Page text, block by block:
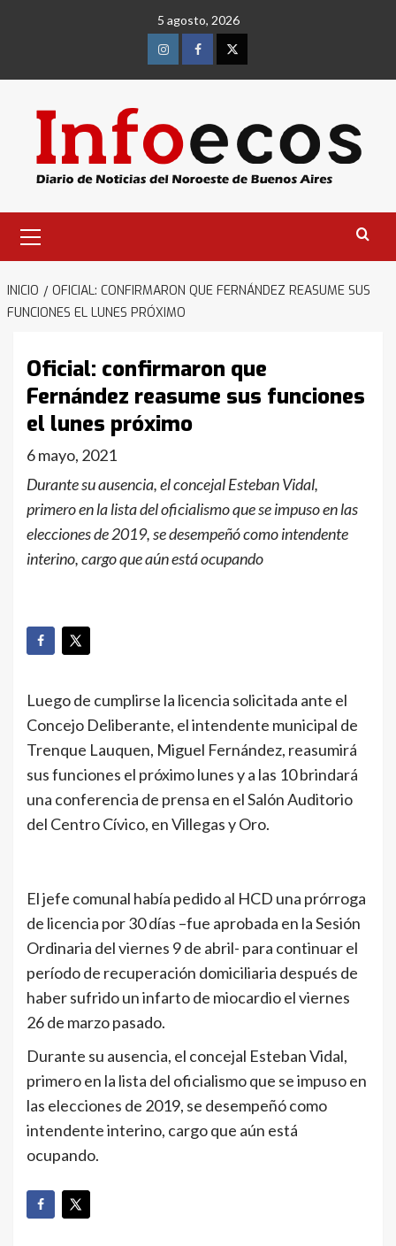
5 agosto, 2026
InstagramFacebookTwitter
primario
INICIO
OFICIAL: CONFIRMARON QUE FERNÁNDEZ REASUME SUS
FUNCIONES EL LUNES PRÓXIMO
Oficial: confirmaron que
Fernández reasume sus funciones
el lunes próximo
6 mayo, 2021
Durante su ausencia, el concejal Esteban Vidal,
primero en la lista del oficialismo que se impuso en las
elecciones de 2019, se desempeñó como intendente
interino, cargo que aún está ocupando
Luego de cumplirse la licencia solicitada ante el
Concejo Deliberante, el intendente municipal de
Trenque Lauquen, Miguel Fernández, reasumirá
sus funciones el próximo lunes y a las 10 brindará
una conferencia de prensa en el Salón Auditorio
del Centro Cívico, en Villegas y Oro.
El jefe comunal había pedido al HCD una prórroga
de licencia por 30 días –fue aprobada en la Sesión
Ordinaria del viernes 9 de abril- para continuar el
período de recuperación domiciliaria después de
haber sufrido un infarto de miocardio el viernes
26 de marzo pasado.
Durante su ausencia, el concejal Esteban Vidal,
primero en la lista del oficialismo que se impuso en
las elecciones de 2019, se desempeñó como
intendente interino, cargo que aún está
ocupando.